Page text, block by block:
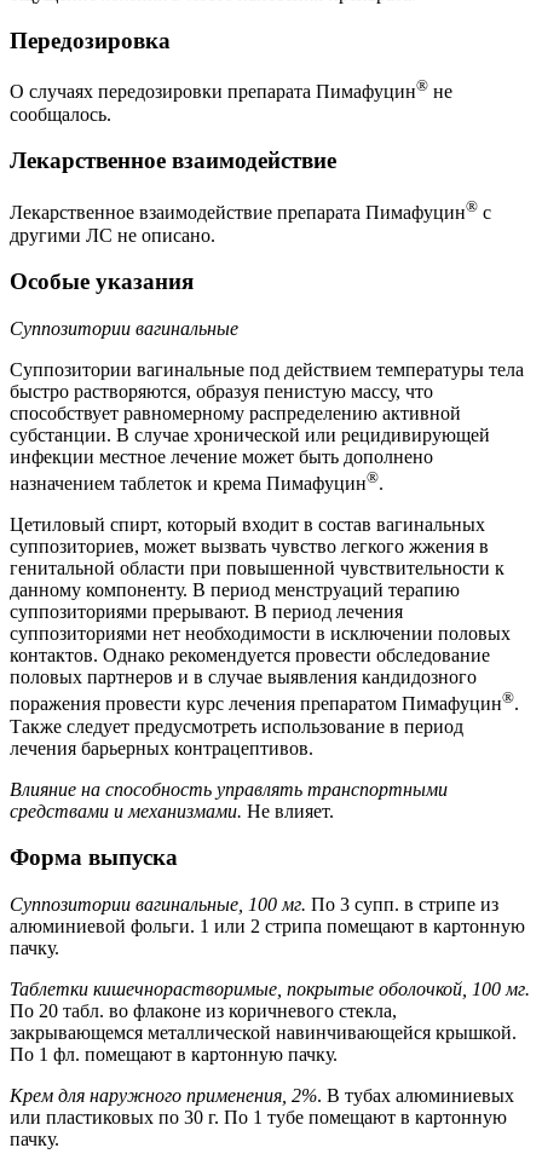
Передозировка
О случаях передозировки препарата Пимафуцин® не
сообщалось.
Лекарственное взаимодействие
Лекарственное взаимодействие препарата Пимафуцин® с
другими ЛС не описано.
Особые указания
Суппозитории вагинальные
Суппозитории вагинальные под действием температуры тела
быстро растворяются, образуя пенистую массу, что
способствует равномерному распределению активной
субстанции. В случае хронической или рецидивирующей
инфекции местное лечение может быть дополнено
назначением таблеток и крема Пимафуцин®.
Цетиловый спирт, который входит в состав вагинальных
суппозиториев, может вызвать чувство легкого жжения в
генитальной области при повышенной чувствительности к
данному компоненту. В период менструаций терапию
суппозиториями прерывают. В период лечения
суппозиториями нет необходимости в исключении половых
контактов. Однако рекомендуется провести обследование
половых партнеров и в случае выявления кандидозного
поражения провести курс лечения препаратом Пимафуцин®.
Также следует предусмотреть использование в период
лечения барьерных контрацептивов.
Влияние на способность управлять транспортными
средствами и механизмами. Не влияет.
Форма выпуска
Суппозитории вагинальные, 100 мг. По 3 супп. в стрипе из
алюминиевой фольги. 1 или 2 стрипа помещают в картонную
пачку.
Таблетки кишечнорастворимые, покрытые оболочкой, 100 мг.
По 20 табл. во флаконе из коричневого стекла,
закрывающемся металлической навинчивающейся крышкой.
По 1 фл. помещают в картонную пачку.
Крем для наружного применения, 2%. В тубах алюминиевых
или пластиковых по 30 г. По 1 тубе помещают в картонную
пачку.